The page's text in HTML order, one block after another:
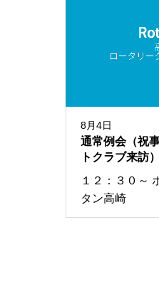
8月4日
通常例会（祝
トクラブ来訪）
１２：３０～
タン高崎